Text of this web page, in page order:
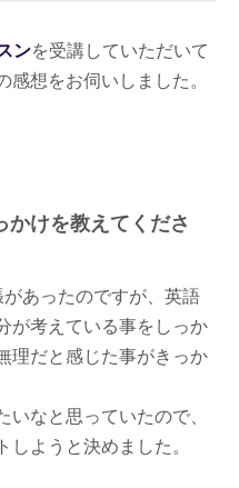
ンを受講していただいて
感想をお伺いしました。
かけを教えてくださ
あったのですが、英語
が考えている事をしっか
理だと感じた事がきっか
なと思っていたので、
ようと決めました。